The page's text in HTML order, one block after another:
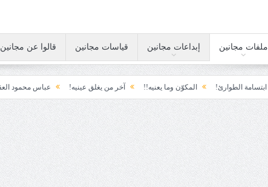
ملفات مجانين إبداعات مجانين قياسات مجانين قالوا عن مجانين
المكوّن وما يعنيه!! آخر من يغلق عينيه! عباس محمود العقاد!!